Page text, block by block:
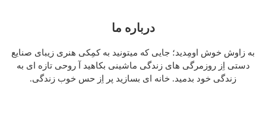
درباره ما
به زاوش خوش اومِدید؛ جایی که میتونید به کمِکی هنری زیبای صنایع
دستی اِز روزمرگی های زندگی ماشینی بکاهید آ روحی تازه ای به
زندگی خود بدمید. خانه ای بسازید پر اِز حس خوب زندگی.